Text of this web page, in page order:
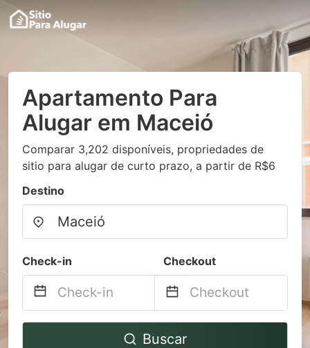
Apartamento Para
Alugar em Maceió
Comparar 3,202 disponíveis, propriedades de
sitio para alugar de curto prazo, a partir de R$6
Destino
Check-in Checkout
Navigate
Navigate
Buscar